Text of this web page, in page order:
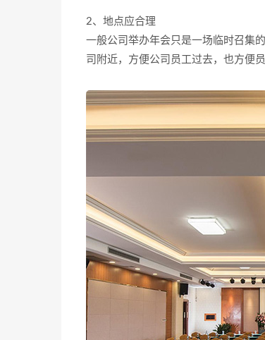
2、地点应合理
一般公司举办年会只是一场临时召集
司附近，方便公司员工过去，也方便